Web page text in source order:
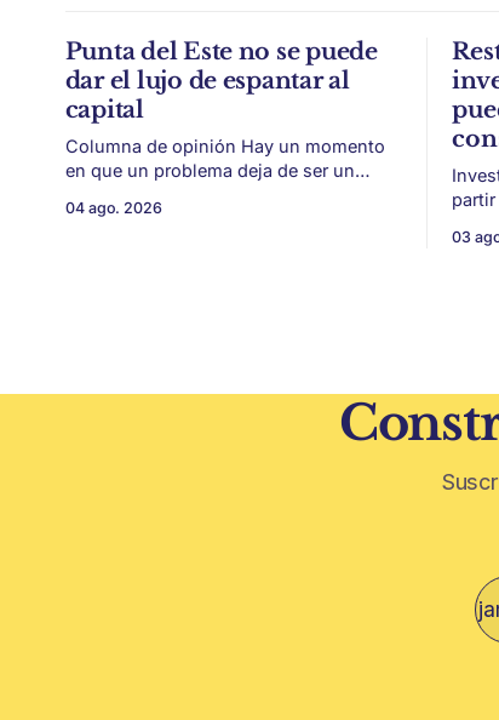
Punta del Este no se puede
dar el lujo de espantar al
capital
Columna de opinión Hay un momento
en que un problema deja de ser un
problema de país. Maldonado está en
04 ago. 2026
03